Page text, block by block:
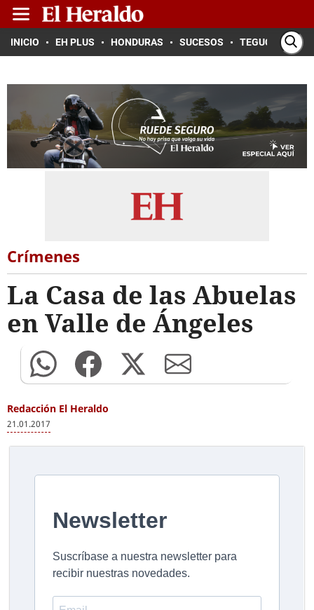
INICIO EH PLUS HONDURAS SUCESOS TEGUCIGALPA
Crímenes
La Casa de las Abuelas
en Valle de Ángeles
Redacción El Heraldo
21.01.2017